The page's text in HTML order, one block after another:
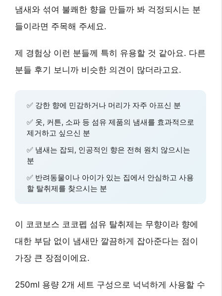
냄새와 섞여 불쾌한 향을 만들까 봐 걱정되시는 분
들이라면 주목해 주세요.
제 경험상 이런 분들께 특히 유용할 것 같아요. 다른
분들 후기 보니까 비슷한 의견이 많더라고요.
✅ 강한 향에 민감하거나 머리가 자주 아프신 분
✅ 옷, 커튼, 소파 등 섬유 제품의 냄새를 효과적으로
제거하고 싶으신 분
✅ 냄새는 잡되, 인공적인 향은 전혀 원치 않으시는
분
✅ 반려동물이나 아이가 있는 집에서 안심하고 사용
할 탈취제를 찾으시는 분
이 코코보스 코코펩 섬유 탈취제는 무향이라 향에
대한 부담 없이 냄새만 깔끔하게 잡아준다는 점이
가장 큰 장점이에요.
250ml 용량 2개 세트 구성으로 넉넉하게 사용할 수